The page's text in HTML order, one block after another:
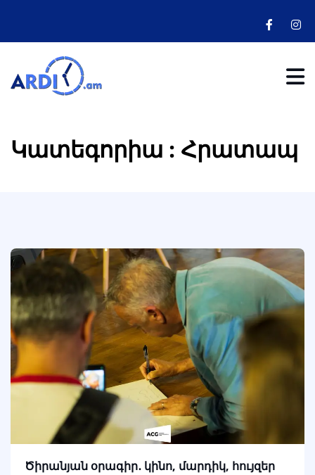
Կատեգորիա : Հրատապ
Ծիրանյան օրագիր․ կինո, մարդիկ, հույզեր